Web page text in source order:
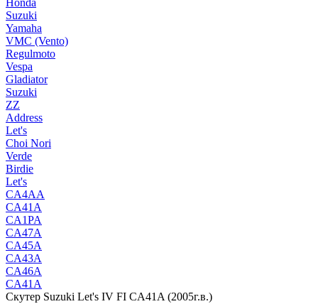
Honda
Suzuki
Yamaha
VMC (Vento)
Regulmoto
Vespa
Gladiator
Suzuki
ZZ
Address
Let's
Choi Nori
Verde
Birdie
Let's
CA4AA
CA41A
CA1PA
CA47A
CA45A
CA43A
CA46A
CA41A
Скутер Suzuki Let's IV FI CA41A (2005г.в.)